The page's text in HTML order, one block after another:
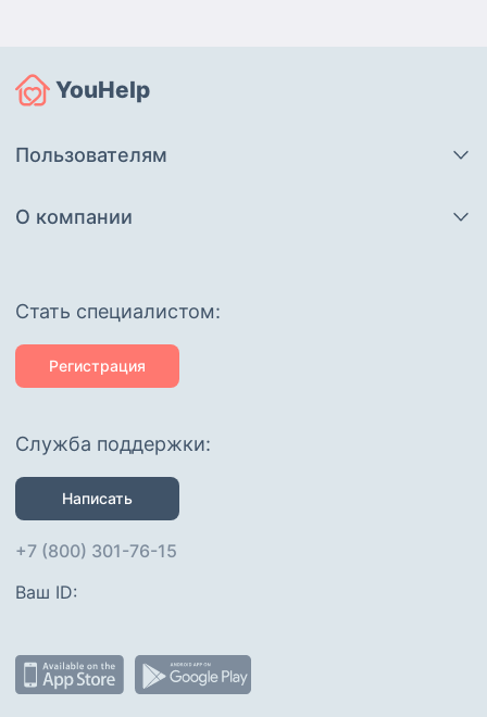
YouHelp
Пользователям
О компании
Cтать специалистом:
Регистрация
Служба поддержки:
Написать
+7 (800) 301-76-15
Ваш ID: